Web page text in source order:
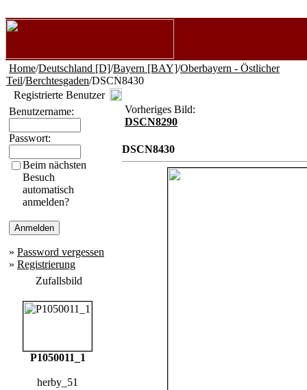
Home/Deutschland [D]/Bayern [BAY]/Oberbayern - Östlicher
Teil/Berchtesgaden/DSCN8430
Registrierte Benutzer
Benutzername:
Passwort:
Beim nächsten
Besuch
automatisch
anmelden?
» Password vergessen
» Registrierung
Zufallsbild
P1050011_1
herby_51
Vorheriges Bild:
DSCN8290
DSCN8430